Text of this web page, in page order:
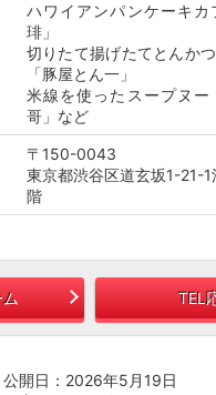
ハワイアンパンケーキカ
琲」
切りたて揚げたてとんか
「豚屋とん一」
米線を使ったスープヌー
哥」など
〒150-0043
東京都渋谷区道玄坂1-21-
階
TEL
公開日：2026年5月19日